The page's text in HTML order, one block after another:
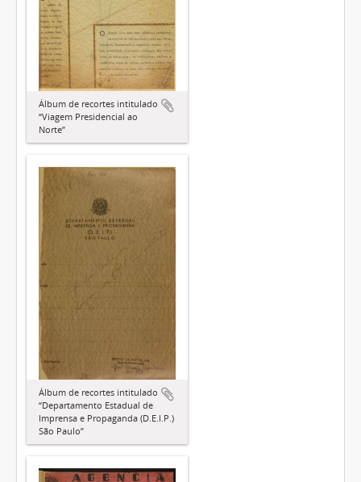
Álbum de recortes intitulado
“Viagem Presidencial ao
Norte”
Álbum de recortes intitulado
“Departamento Estadual de
Imprensa e Propaganda (D.E.I.P.)
São Paulo”